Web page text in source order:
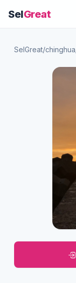
SelGreat
SelGreat/chinghua